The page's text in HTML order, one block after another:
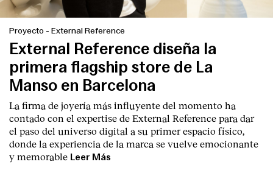
Proyecto - External Reference
External Reference diseña la
primera flagship store de La
Manso en Barcelona
La firma de joyería más influyente del momento ha
contado con el expertise de External Reference para dar
el paso del universo digital a su primer espacio físico,
donde la experiencia de la marca se vuelve emocionante
y memorable Leer Más